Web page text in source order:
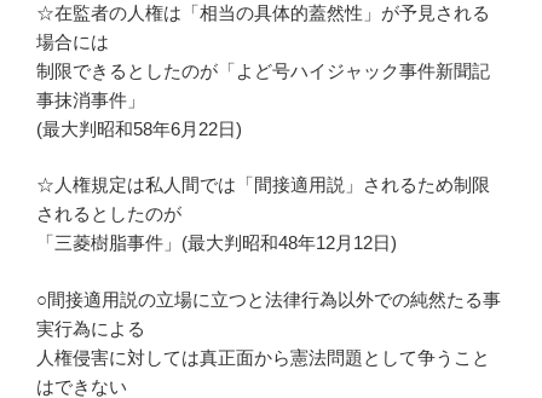
☆在監者の人権は「相当の具体的蓋然性」が予見される
場合には
制限できるとしたのが「よど号ハイジャック事件新聞記
事抹消事件」
(最大判昭和58年6月22日)
☆人権規定は私人間では「間接適用説」されるため制限
されるとしたのが
「三菱樹脂事件」(最大判昭和48年12月12日)
○間接適用説の立場に立つと法律行為以外での純然たる事
実行為による
人権侵害に対しては真正面から憲法問題として争うこと
はできない